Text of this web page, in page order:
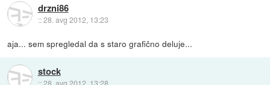
drzni86
::28. avg 2012, 13:23
aja... sem spregledal da s staro grafično deluje...
stock
::28. avg 2012, 13:28